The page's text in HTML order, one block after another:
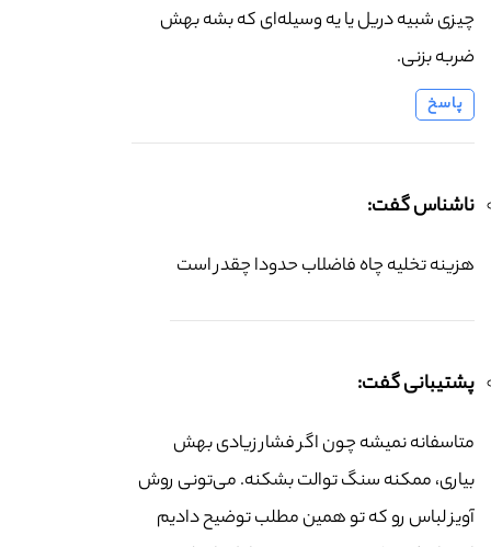
چیزی شبیه دریل یا یه وسیله‌ای که بشه بهش
ضربه بزنی.
پاسخ
ناشناس گفت:
هزینه تخلیه چاه فاضلاب حدودا چقدر است
پشتیبانی گفت:
متاسفانه نمیشه چون اگر فشار زیادی بهش
بیاری، ممکنه سنگ توالت بشکنه. می‌تونی روش
آویز لباس رو که تو همین مطلب توضیح دادیم